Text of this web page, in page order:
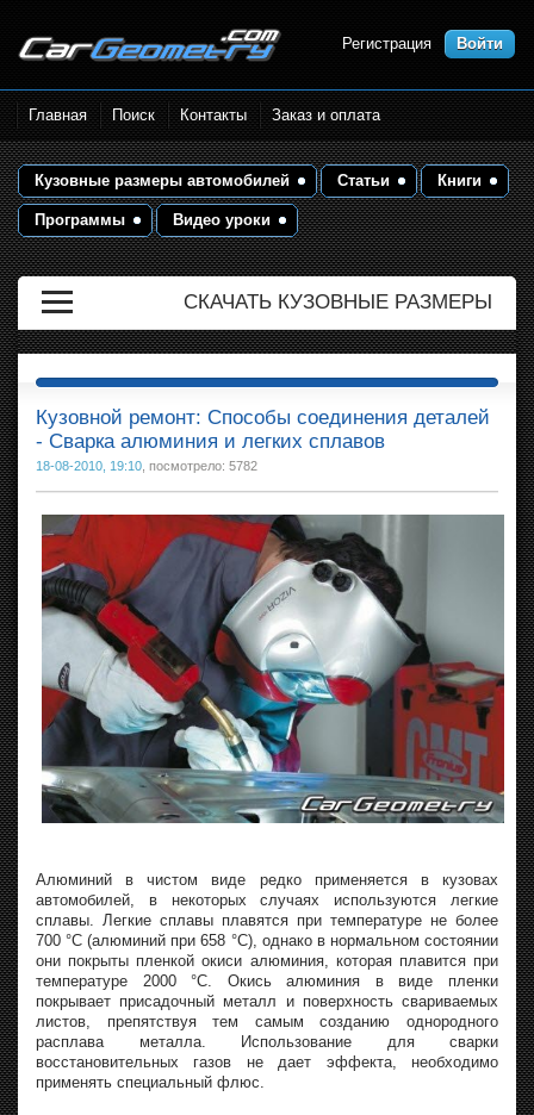
Размеры кузова автомобилей.
Контрольные точки и кузовные
размеры. Геометрия кузова
Регистрация Войти
Главная Поиск Контакты Заказ и оплата
Кузовные размеры автомобилей Статьи Книги
Программы Видео уроки
СКАЧАТЬ КУЗОВНЫЕ РАЗМЕРЫ
Кузовной ремонт: Способы соединения деталей
- Сварка алюминия и легких сплавов
18-08-2010, 19:10 , посмотрело: 5782
Алюминий в чистом виде редко применяется в кузовах
автомобилей, в некоторых случаях используются легкие
сплавы. Легкие сплавы плавятся при температуре не более
700 °C (алюминий при 658 °C), однако в нормальном состоянии
они покрыты пленкой окиси алюминия, которая плавится при
температуре 2000 °C. Окись алюминия в виде пленки
покрывает присадочный металл и поверхность свариваемых
листов, препятствуя тем самым созданию однородного
расплава металла. Использование для сварки
восстановительных газов не дает эффекта, необходимо
применять специальный флюс.